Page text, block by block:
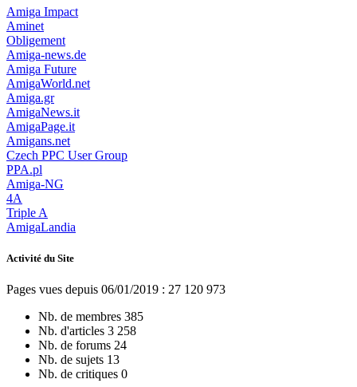
Amiga Impact
Aminet
Obligement
Amiga-news.de
Amiga Future
AmigaWorld.net
Amiga.gr
AmigaNews.it
AmigaPage.it
Amigans.net
Czech PPC User Group
PPA.pl
Amiga-NG
4A
Triple A
AmigaLandia
Activité du Site
Pages vues depuis 06/01/2019 : 27 120 973
Nb. de membres 385
Nb. d'articles 3 258
Nb. de forums 24
Nb. de sujets 13
Nb. de critiques 0